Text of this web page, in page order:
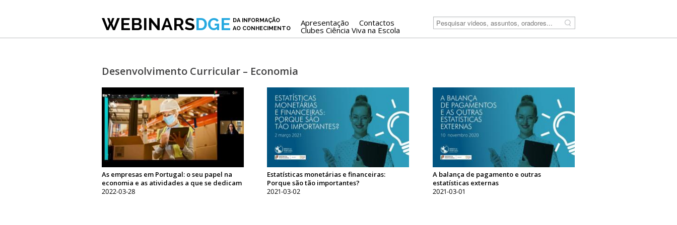
WEBINARSDGE DA INFORMAÇÃO
AO CONHECIMENTO
Apresentação Contactos
Clubes Ciência Viva na Escola
Desenvolvimento Curricular – Economia
As empresas em Portugal: o seu papel na
economia e as atividades a que se dedicam
2022-03-28
Estatísticas monetárias e financeiras:
Porque são tão importantes?
2021-03-02
A balança de pagamento e outras
estatísticas externas
2021-03-01